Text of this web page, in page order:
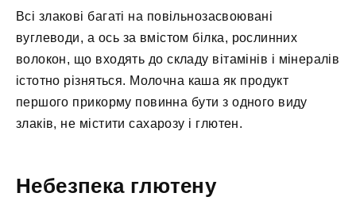
Всі злакові багаті на повільнозасвоювані
вуглеводи, а ось за вмістом білка, рослинних
волокон, що входять до складу вітамінів і мінералів
істотно різняться. Молочна каша як продукт
першого прикорму повинна бути з одного виду
злаків, не містити сахарозу і глютен.
Небезпека глютену